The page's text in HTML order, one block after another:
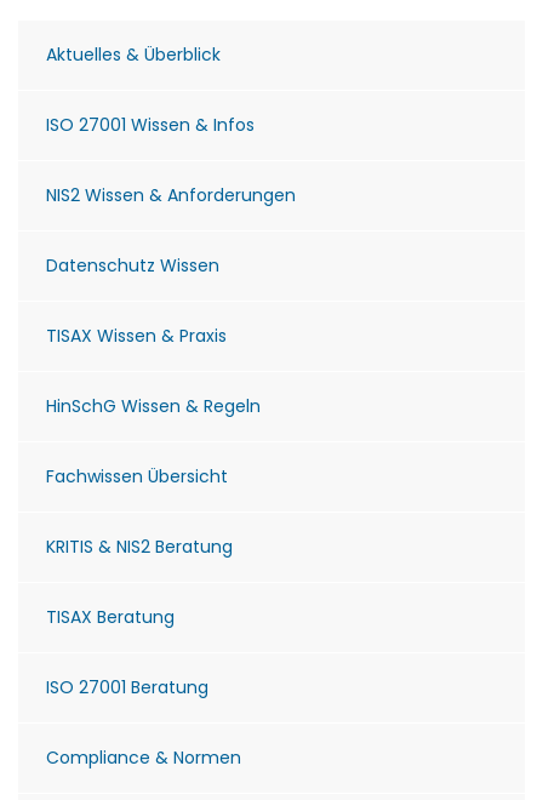
Aktuelles & Überblick
ISO 27001 Wissen & Infos
NIS2 Wissen & Anforderungen
Datenschutz Wissen
TISAX Wissen & Praxis
HinSchG Wissen & Regeln
Fachwissen Übersicht
KRITIS & NIS2 Beratung
TISAX Beratung
ISO 27001 Beratung
Compliance & Normen